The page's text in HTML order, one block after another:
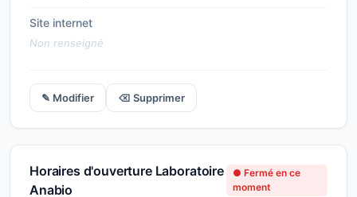
Site internet
Non renseigné
✎ Modifier ⌫ Supprimer
Horaires d'ouverture Laboratoire
Anabio
● Fermé en ce
moment